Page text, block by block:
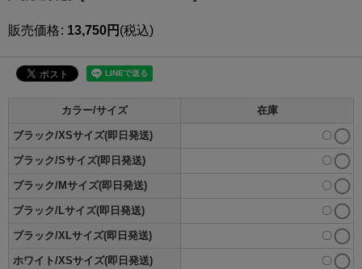
販売価格: 13,750円 (税込)
カラー/サイズ 在庫
ブラック/XSサイズ(即日発送) 〇
ブラック/Sサイズ(即日発送) 〇
ブラック/Mサイズ(即日発送) 〇
ブラック/Lサイズ(即日発送) 〇
ブラック/XLサイズ(即日発送) 〇
ホワイト/XSサイズ(即日発送) 〇